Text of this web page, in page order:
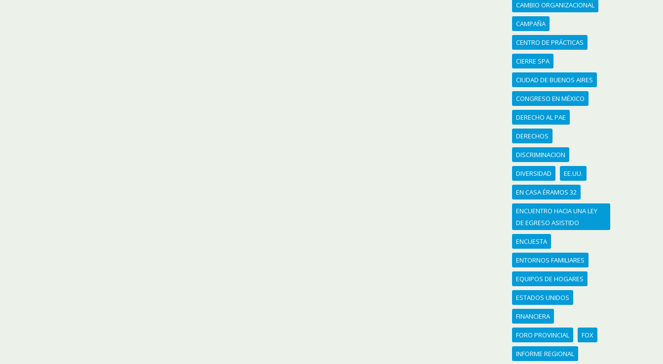
CAMBIO ORGANIZACIONAL
CAMPAÑA
CENTRO DE PRÁCTICAS
CIERRE SPA
CIUDAD DE BUENOS AIRES
CONGRESO EN MÉXICO
DERECHO AL PAE
DERECHOS
DISCRIMINACION
DIVERSIDAD EE.UU.
EN CASA ÉRAMOS 32
ENCUENTRO HACIA UNA LEY
DE EGRESO ASISTIDO
ENCUESTA
ENTORNOS FAMILIARES
EQUIPOS DE HOGARES
ESTADOS UNIDOS
FINANCIERA
FORO PROVINCIAL FOX
INFORME REGIONAL